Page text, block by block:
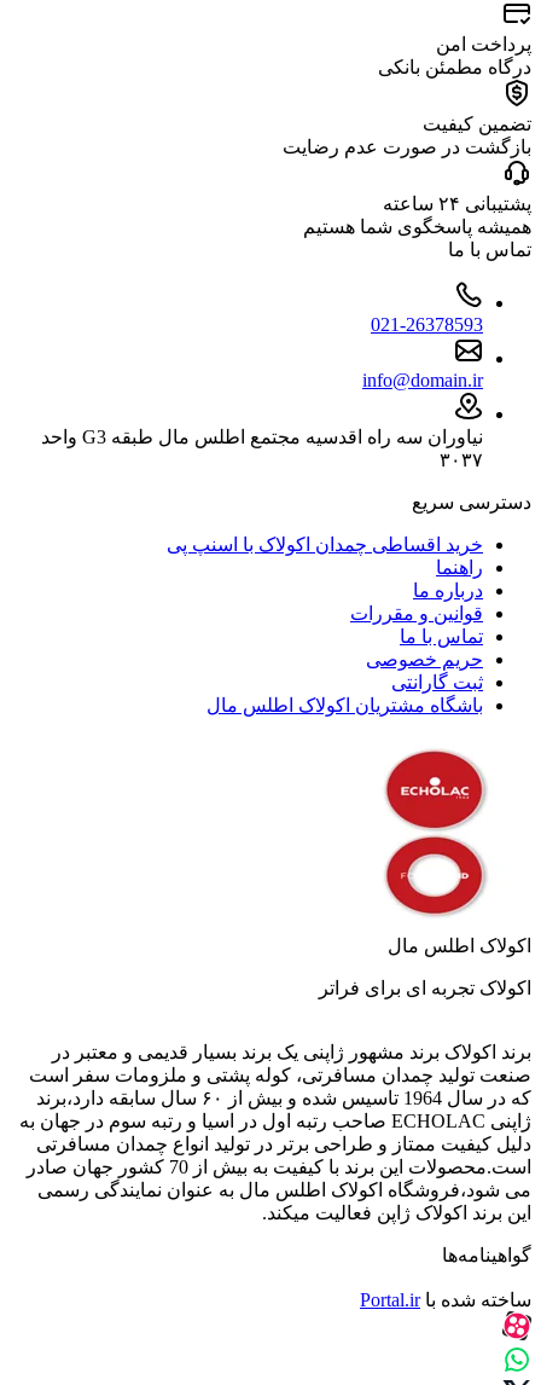
پرداخت امن
درگاه مطمئن بانکی
تضمین کیفیت
بازگشت در صورت عدم رضایت
پشتیبانی ۲۴ ساعته
همیشه پاسخگوی شما هستیم
تماس با ما
021-26378593
info@domain.ir
نیاوران سه راه اقدسیه مجتمع اطلس مال طبقه G3 واحد
۳۰۳۷
دسترسی سریع
خرید اقساطی چمدان اکولاک با اسنپ پی
راهنما
درباره ما
قوانین و مقررات
تماس با ما
حریم خصوصی
ثبت گارانتی
باشگاه مشتریان اکولاک اطلس مال
اکولاک اطلس مال
اکولاک تجربه ای برای فراتر
‎برند اکولاک برند مشهور ژاپنی یک برند بسیار قدیمی و‌ معتبر در
صنعت تولید چمدان مسافرتی، کوله پشتی و ملزومات سفر است
که در سال 1964 تاسیس شده و بیش از ۶۰ سال سابقه دارد،برند
ژاپنی ECHOLAC صاحب رتبه اول در اسیا و رتبه سوم در جهان به
دلیل کیفیت ممتاز و طراحی برتر در تولید انواع چمدان مسافرتی
است.محصولات این برند با کیفیت به بیش از 70 کشور جهان صادر
می شود،فروشگاه اکولاک اطلس مال به عنوان نمایندگی رسمی
این برند اکولاک ژاپن فعالیت میکند.
گواهینامه‌ها
ساخته شده باPortal.ir